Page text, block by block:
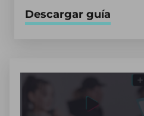
Descargar guía